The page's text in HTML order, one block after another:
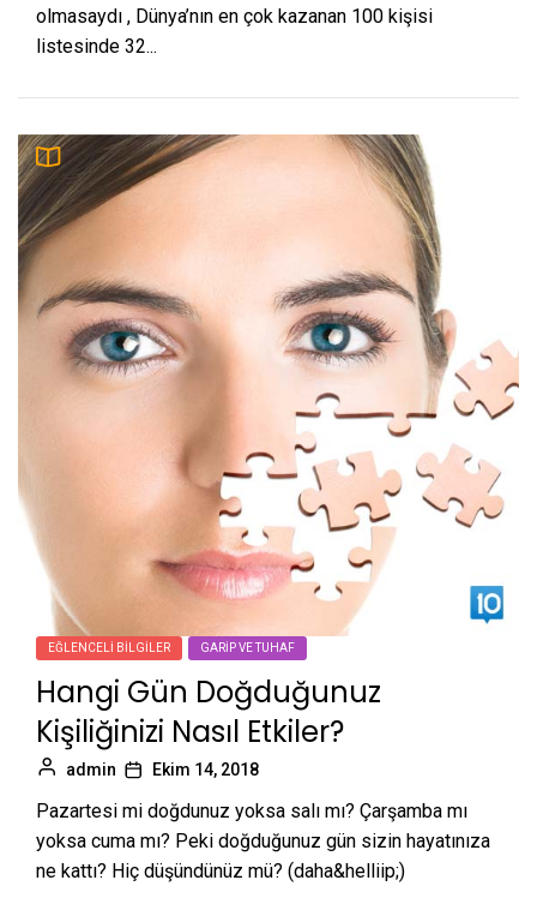
olmasaydı , Dünya’nın en çok kazanan 100 kişisi
listesinde 32...
EĞLENCELI BILGILER GARIP VE TUHAF
Hangi Gün Doğduğunuz
Kişiliğinizi Nasıl Etkiler?
admin Ekim 14, 2018
Pazartesi mi doğdunuz yoksa salı mı? Çarşamba mı
yoksa cuma mı? Peki doğduğunuz gün sizin hayatınıza
ne kattı? Hiç düşündünüz mü? (daha&helliip;)